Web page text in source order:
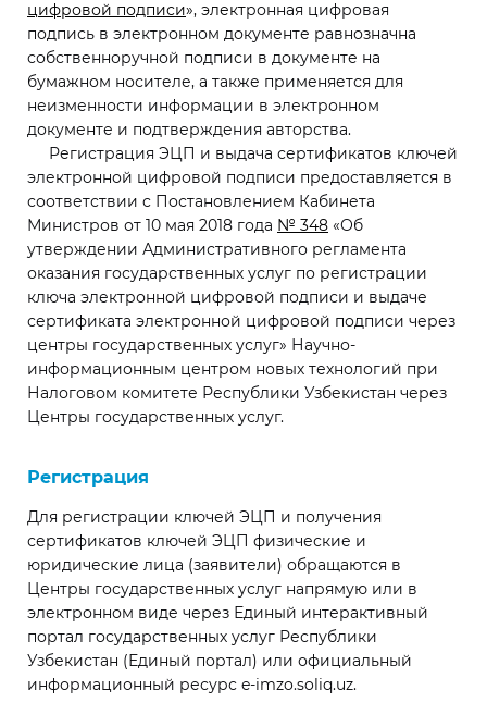
цифровой подписи», электронная цифровая
подпись в электронном документе равнозначна
собственноручной подписи в документе на
бумажном носителе, а также применяется для
неизменности информации в электронном
документе и подтверждения авторства.
Регистрация ЭЦП и выдача сертификатов ключей
электронной цифровой подписи предоставляется в
соответствии с Постановлением Кабинета
Министров от 10 мая 2018 года № 348 «Об
утверждении Административного регламента
оказания государственных услуг по регистрации
ключа электронной цифровой подписи и выдаче
сертификата электронной цифровой подписи через
центры государственных услуг» Научно-
информационным центром новых технологий при
Налоговом комитете Республики Узбекистан через
Центры государственных услуг.
Регистрация
Для регистрации ключей ЭЦП и получения
сертификатов ключей ЭЦП физические и
юридические лица (заявители) обращаются в
Центры государственных услуг напрямую или в
электронном виде через Единый интерактивный
портал государственных услуг Республики
Узбекистан (Единый портал) или официальный
информационный ресурс e-imzo.soliq.uz.